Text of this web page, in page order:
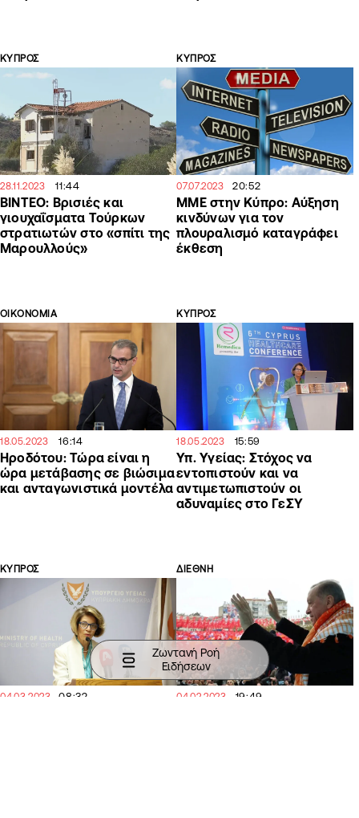
ΚΥΠΡΟΣ
28.11.2023 11:44
ΒΙΝΤΕΟ: Βρισιές και
γιουχαΐσματα Τούρκων
στρατιωτών στο «σπίτι της
Μαρουλλούς»
ΚΥΠΡΟΣ
07.07.2023 20:52
MME στην Κύπρο: Αύξηση
κινδύνων για τον
πλουραλισμό καταγράφει
έκθεση
ΟΙΚΟΝΟΜΙΑ
18.05.2023 16:14
Ηροδότου: Τώρα είναι η
ώρα μετάβασης σε βιώσιμα
και ανταγωνιστικά μοντέλα
ΚΥΠΡΟΣ
18.05.2023 15:59
Υπ. Υγείας: Στόχος να
εντοπιστούν και να
αντιμετωπιστούν οι
αδυναμίες στο ΓεΣΥ
ΚΥΠΡΟΣ
04.03.2023 08:32
ΔΙΕΘΝΗ
04.02.2023 19:49
Ζωντανή Ροή
Ειδήσεων